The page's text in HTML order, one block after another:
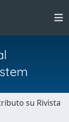
su Rivista